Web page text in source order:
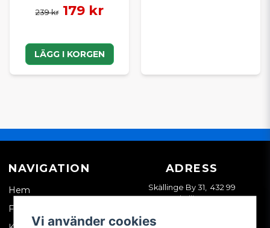
239 kr 179 kr
LÄGG I KORGEN
NAVIGATION
Hem
Företagskund
ADRESS
Skällinge By 31, 432 99
Skällinge
Vi använder cookies